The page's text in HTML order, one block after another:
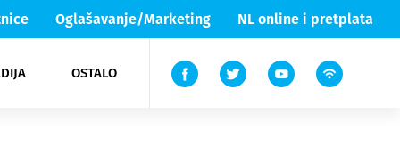
Oglašavanje/Marketing NL online i pretplata
OSTALO
Lika & Senj
TV